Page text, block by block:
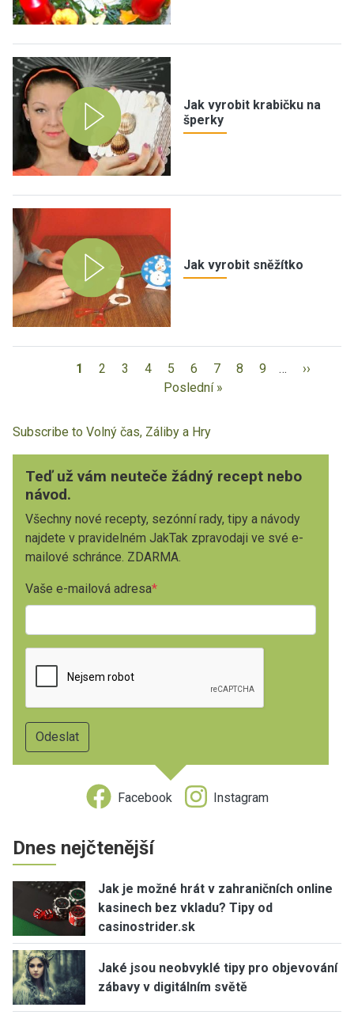
Jak vyrobit krabičku na
šperky
Jak vyrobit sněžítko
1 2 3 4 5 6 7 8 9 …
››
Poslední »
Subscribe to Volný čas, Záliby a Hry
Teď už vám neuteče žádný recept nebo
návod.
Všechny nové recepty, sezónní rady, tipy a návody
najdete v pravidelném JakTak zpravodaji ve své e-
mailové schránce. ZDARMA.
Vaše e-mailová adresa
Facebook Instagram
Dnes nejčtenější
Jak je možné hrát v zahraničních online
kasinech bez vkladu? Tipy od
casinostrider.sk
Jaké jsou neobvyklé tipy pro objevování
zábavy v digitálním světě